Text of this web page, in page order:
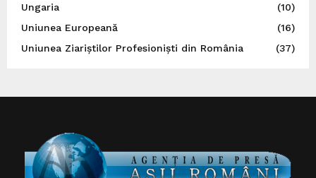
Ungaria
(10)
Uniunea Europeană
(16)
Uniunea Ziariștilor Profesioniști din România
(37)